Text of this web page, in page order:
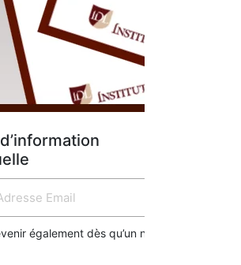
également dès qu’un nouvel article est